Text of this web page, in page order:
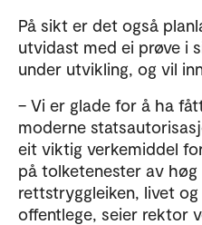
På sikt er det også
utvidast med ei prøve i
under utvikling, og vil
– Vi er glade for å ha
moderne
eit viktig verkemiddel
på tolketenester av
rettstryggleiken, livet
offentlege, seier rektor